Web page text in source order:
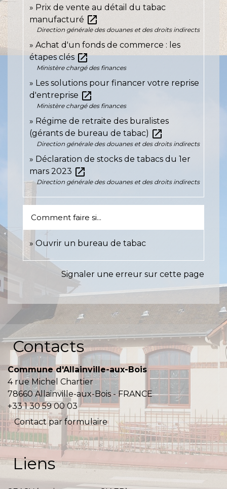
Prix de vente au détail du tabac
manufacturé open_in_new
Direction générale des douanes et des droits indirects
Achat d'un fonds de commerce : les
étapes clésopen_in_new
Ministère chargé des finances
Les solutions pour financer votre reprise
d'entreprise open_in_new
Ministère chargé des finances
Régime de retraite des buralistes
(gérants de bureau de tabac) open_in_new
Direction générale des douanes et des droits indirects
Déclaration de stocks de tabacs du 1er
mars 2023 open_in_new
Direction générale des douanes et des droits indirects
Comment faire si...
Ouvrir un bureau de tabac
Signaler une erreur sur cette page
Contacts
Commune d'Allainville-aux-Bois
4 rue Michel Chartier
78660 Allainville-aux-Bois - FRANCE
+33 1 30 59 00 03
Contact par formulaire
Liens